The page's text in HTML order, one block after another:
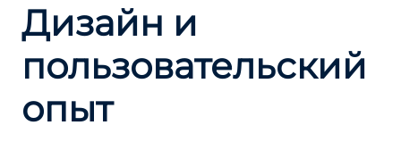
Дизайн и
пользователь­ский
опыт